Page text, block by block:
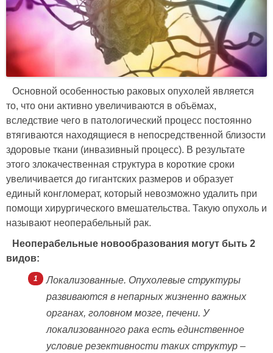
Основной особенностью раковых опухолей является
то, что они активно увеличиваются в объёмах,
вследствие чего в патологический процесс постоянно
втягиваются находящиеся в непосредственной близости
здоровые ткани (инвазивный процесс). В результате
этого злокачественная структура в короткие сроки
увеличивается до гигантских размеров и образует
единый конгломерат, который невозможно удалить при
помощи хирургического вмешательства. Такую опухоль и
называют неоперабельный рак.
Неоперабельные новообразования могут быть 2
видов:
Локализованные. Опухолевые структуры
развиваются в непарных жизненно важных
органах, головном мозге, печени. У
локализованного рака есть единственное
условие резективности таких структур –